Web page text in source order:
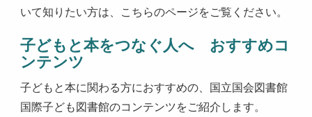
いて知りたい方は、こちらのページをご覧ください。
子どもと本をつなぐ人へ おすすめコ
ンテンツ
子どもと本に関わる方におすすめの、国立国会図書館
国際子ども図書館のコンテンツをご紹介します。